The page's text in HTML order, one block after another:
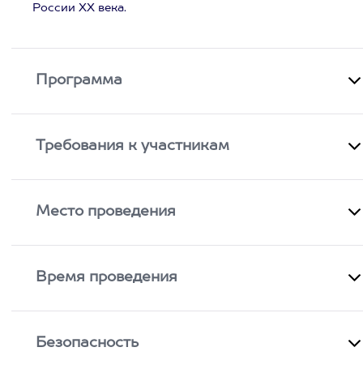
России XX века.
Программа
Требования к участникам
Место проведения
Время проведения
Безопасность